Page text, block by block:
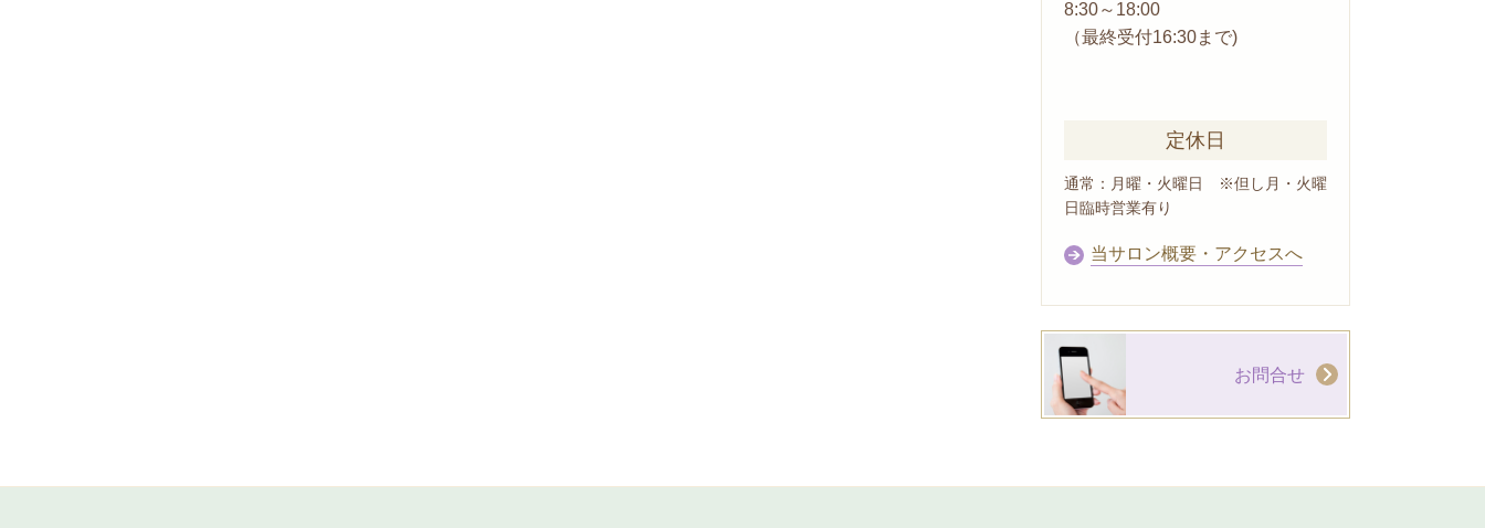
8:30～18:00
（最終受付16:30まで)
定休日
通常：月曜・火曜日 ※但し月・火曜
日臨時営業有り
当サロン概要・アクセスへ
お問合せ